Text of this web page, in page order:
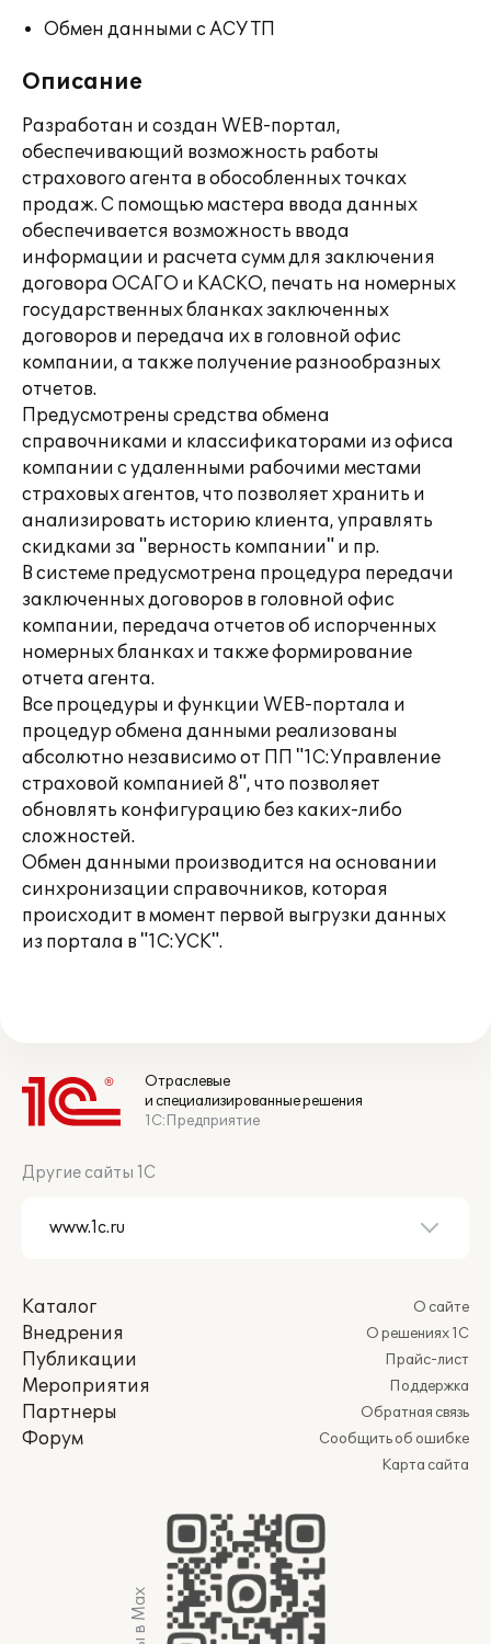
Обмен данными с АСУ ТП
Описание
Разработан и создан WEB-портал,
обеспечивающий возможность работы
страхового агента в обособленных точках
продаж. С помощью мастера ввода данных
обеспечивается возможность ввода
информации и расчета сумм для заключения
договора ОСАГО и КАСКО, печать на номерных
государственных бланках заключенных
договоров и передача их в головной офис
компании, а также получение разнообразных
отчетов.
Предусмотрены средства обмена
справочниками и классификаторами из офиса
компании с удаленными рабочими местами
страховых агентов, что позволяет хранить и
анализировать историю клиента, управлять
скидками за "верность компании" и пр.
В системе предусмотрена процедура передачи
заключенных договоров в головной офис
компании, передача отчетов об испорченных
номерных бланках и также формирование
отчета агента.
Все процедуры и функции WEB-портала и
процедур обмена данными реализованы
абсолютно независимо от ПП "1С:Управление
страховой компанией 8", что позволяет
обновлять конфигурацию без каких-либо
сложностей.
Обмен данными производится на основании
синхронизации справочников, которая
происходит в момент первой выгрузки данных
из портала в "1С:УСК".
Отраслевые
и специализированные решения
1С:Предприятие
Другие сайты 1С
Каталог
Внедрения
Публикации
Мероприятия
Партнеры
Форум
О сайте
О решениях 1С
Прайс-лист
Поддержка
Обратная связь
Сообщить об ошибке
Карта сайта
Мы в Max